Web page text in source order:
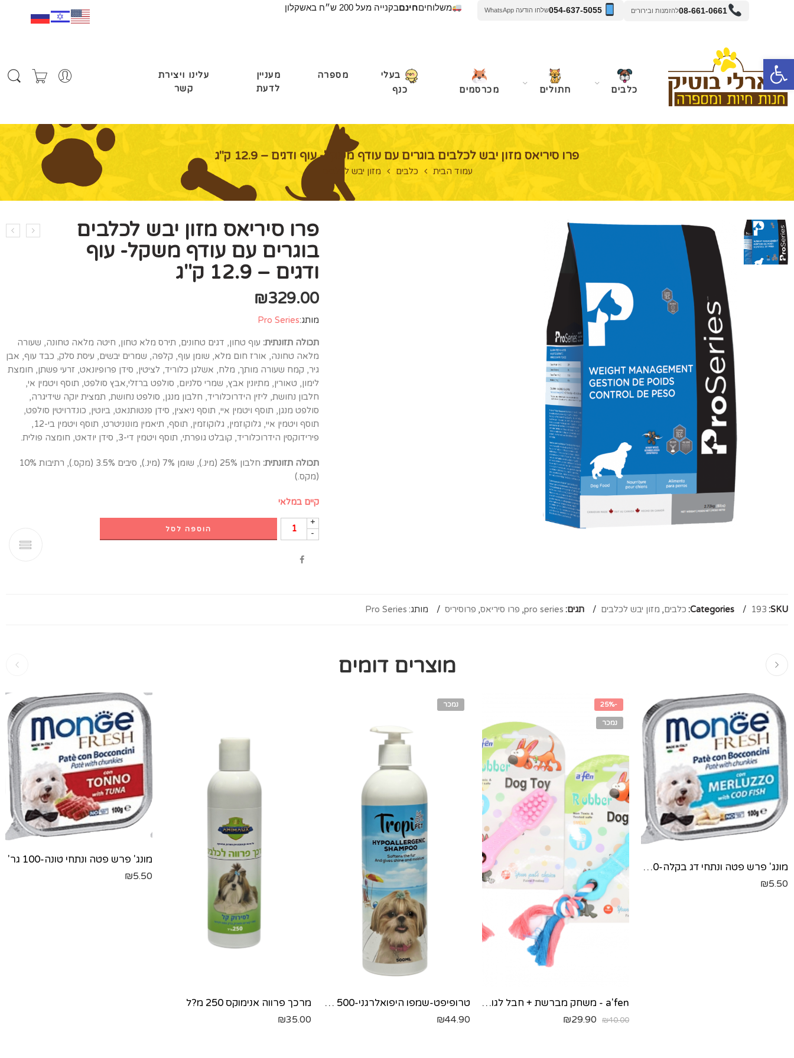
פתח סרגל נגישות
054-637-5055שלחו הודעה WhatsApp 08-661-0661להזמנות ובירורים משלוחיםחינםבקנייה מעל 200 ש״ח באשקלון
כלבים חתולים מכרסמים
בעלי
כנף
מספרה
מעניין
לדעת
עלינו ויצירת
קשר
פרו סיריאס מזון יבש לכלבים בוגרים עם עודף משקל- עוף ודגים – 12.9 ק"ג
עמוד הבית כלבים מזון יבש לכלבים
פרו סיריאס מזון יבש לכלבים
בוגרים עם עודף משקל- עוף
ודגים – 12.9 ק"ג
₪329.00
מותג:Pro Series
תכולה תזונתית: עוף טחון, דגים טחונים, תירס מלא טחון, חיטה מלאה טחונה, שעורה
מלאה טחונה, אורז חום מלא, שומן עוף, קלפה, שמרים יבשים, עיסת סלק, כבד עוף, אבן
גיר, קמח שעורה מותך, מלח, אשלגן כלוריד, לציטין, סידן פרופיונאט, זרעי פשתן, חומצת
לימון, טאורין, מתיונין אבץ, שמרי סלניום, סולפט ברזלי,אבץ סולפט, תוסף ויטמין אי,
חלבון נחושת, ליזין הידרוכלוריד, חלבון מנגן, סולפט נחושת, תמצית יוקה שידיגרה,
סולפט מנגן, תוסף ויטמין איי, תוסף ניאצין, סידן פנטותנאט, ביוטין, כונדרויטין סולפט,
תוסף ויטמין איי, גלוקוזמין, גלוקוזמין, תוסף, תיאמין מונוניטרט, תוסף ויטמין בי-12,
פירידוקסין הידרוכלוריד, קובלט גופרתי, תוסף ויטמין די-3, סידן יודאט, חומצה פולית.
תכולה תזונתית:
חלבון 25% (מינ.), שומן 7% (מינ.), סיבים 3.5% (מקס.), רתיבות 10%
(מקס.)
קיים במלאי
+
-
הוספה לסל
SKU:
193
Categories: כלבים, מזון יבש לכלבים תגים: pro series
, פרו סיריאס, פרוסיריס מותג: Pro Series
מוצרים דומים
מונג' פרש פטה ונתחי דג בקלה-100 גר'
₪5.50
-25%
נמכר
a'fen - משחק מברשת + חבל לגורים
₪40.00
₪29.90
נמכר
טרופיפט-שמפו היפואלרגני-500 מל'
₪44.90
מרכך פרווה אנימוקס 250 מ?ל
₪35.00
מונג' פרש פטה ונתחי טונה-100 גר'
₪5.50